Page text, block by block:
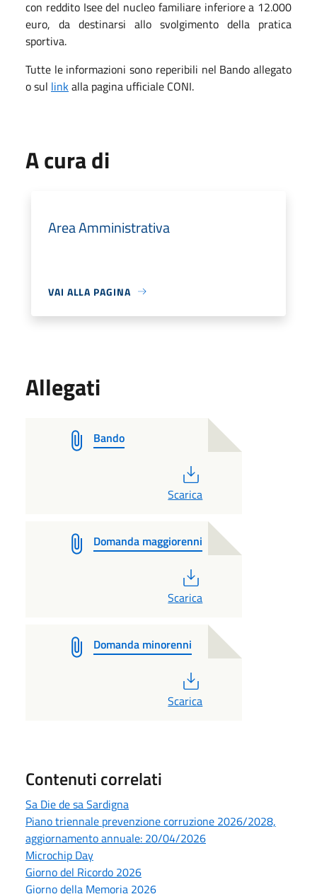
con reddito Isee del nucleo familiare inferiore a 12.000
euro, da destinarsi allo svolgimento della pratica
sportiva.
Tutte le informazioni sono reperibili nel Bando allegato
o sul linkalla pagina ufficiale CONI.
A cura di
Area Amministrativa
VAI ALLA PAGINA
Allegati
Bando
Scarica
Domanda maggiorenni
Scarica
Domanda minorenni
Scarica
Contenuti correlati
Sa Die de sa Sardigna
Piano triennale prevenzione corruzione 2026/2028,
aggiornamento annuale: 20/04/2026
Microchip Day
Giorno del Ricordo 2026
Giorno della Memoria 2026